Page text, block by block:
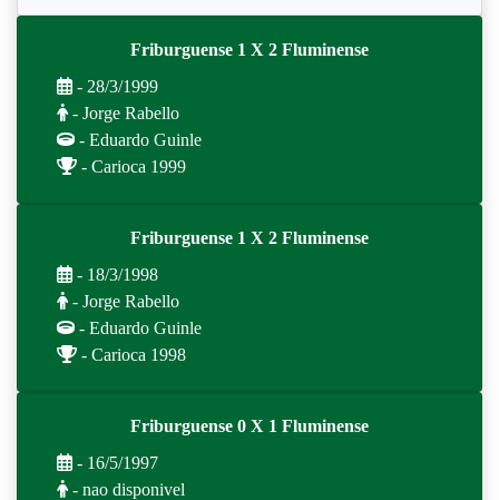
Friburguense 1 X 2 Fluminense
- 28/3/1999
- Jorge Rabello
- Eduardo Guinle
- Carioca 1999
Friburguense 1 X 2 Fluminense
- 18/3/1998
- Jorge Rabello
- Eduardo Guinle
- Carioca 1998
Friburguense 0 X 1 Fluminense
- 16/5/1997
- nao disponivel